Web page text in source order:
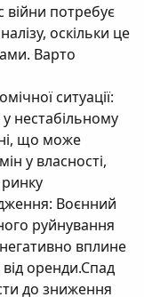
війни потребує
оскільки це
Варто
ситуації:
нестабільному
що може
у власності,
ринку
Воєнний
руйнування
вплине
від оренди.Спад
до зниження